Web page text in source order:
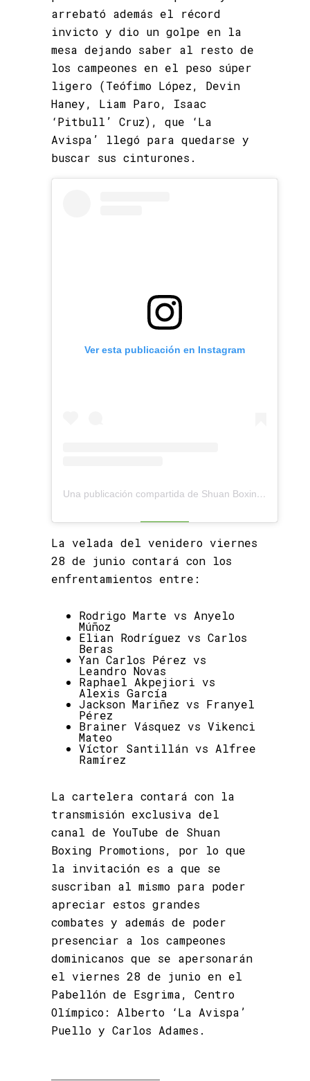
arrebató además el récord
invicto y dio un golpe en la
mesa dejando saber al resto de
los campeones en el peso súper
ligero (Teófimo López, Devin
Haney, Liam Paro, Isaac
‘Pitbull’ Cruz), que ‘La
Avispa’ llegó para quedarse y
buscar sus cinturones.
Ver esta publicación en Instagram
Una publicación compartida de Shuan Boxing Promotion (@shuanboxing)
La velada del venidero viernes
28 de junio contará con los
enfrentamientos entre:
Rodrigo Marte vs Anyelo
Múñoz
Elian Rodríguez vs Carlos
Beras
Yan Carlos Pérez vs
Leandro Novas
Raphael Akpejiori vs
Alexis García
Jackson Mariñez vs Franyel
Pérez
Brainer Vásquez vs Vikenci
Mateo
Víctor Santillán vs Alfree
Ramírez
La cartelera contará con la
transmisión exclusiva del
canal de YouTube de Shuan
Boxing Promotions, por lo que
la invitación es a que se
suscriban al mismo para poder
apreciar estos grandes
combates y además de poder
presenciar a los campeones
dominicanos que se apersonarán
el viernes 28 de junio en el
Pabellón de Esgrima, Centro
Olímpico: Alberto ‘La Avispa’
Puello y Carlos Adames.